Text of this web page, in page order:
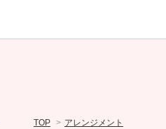
TOP > アレンジメント